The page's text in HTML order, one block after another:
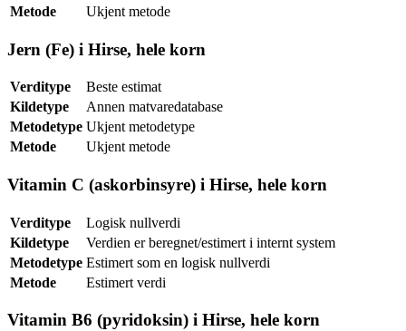
Metode
Ukjent metode
Jern (Fe) i Hirse, hele korn
Verditype
Beste estimat
Kildetype
Annen matvaredatabase
Metodetype Ukjent metodetype
Metode
Ukjent metode
Vitamin C (askorbinsyre) i Hirse, hele korn
Verditype
Logisk nullverdi
Kildetype
Verdien er beregnet/estimert i internt system
Metodetype Estimert som en logisk nullverdi
Metode
Estimert verdi
Vitamin B6 (pyridoksin) i Hirse, hele korn